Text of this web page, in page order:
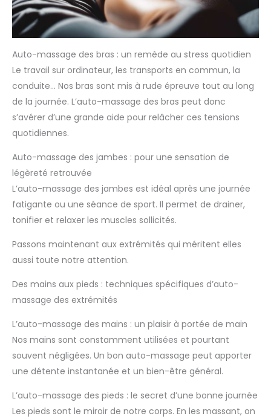
Auto-massage des bras : un remède au stress quotidien
Le travail sur ordinateur, les transports en commun, la
conduite… Nos bras sont mis à rude épreuve tout au long
de la journée. L’auto-massage des bras peut donc
s’avérer d’une grande aide pour relâcher ces tensions
quotidiennes.
Auto-massage des jambes : pour une sensation de
légèreté retrouvée
L’auto-massage des jambes est idéal après une journée
fatigante ou une séance de sport. Il permet de drainer,
tonifier et relaxer les muscles sollicités.
Passons maintenant aux extrémités qui méritent elles
aussi toute notre attention.
Des mains aux pieds : techniques spécifiques d’auto-
massage des extrémités
L’auto-massage des mains : un plaisir à portée de main
Nos mains sont constamment utilisées et pourtant
souvent négligées. Un bon auto-massage peut apporter
une détente instantanée et un bien-être général.
L’auto-massage des pieds : le secret d’une bonne journée
Les pieds sont le miroir de notre corps. En les massant, on